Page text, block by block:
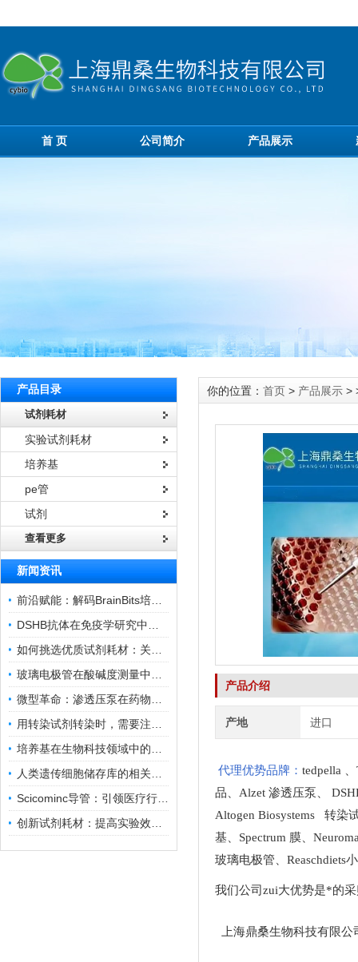
首 页 公司简介 产品展示
产品目录
试剂耗材
实验试剂耗材
培养基
pe管
试剂
查看更多
新闻资讯
你的位置： 首页 > 产品展示 >
产品介绍
产地 进口
代理优势品牌： tedpella
品
Alzet 渗透压泵
Altogen Biosystems 转染
基
Spectrum 膜
玻璃电极管
Reaschdiets
我们公司zui大优势是*的
上海鼎桑生物科技有限公